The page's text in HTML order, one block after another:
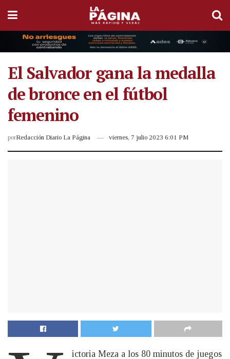
El Salvador gana la medalla
de bronce en el fútbol
femenino
porRedacción Diario La Página viernes, 7 julio 2023 6:01 PM
ictoria Meza a los 80 minutos de juegos